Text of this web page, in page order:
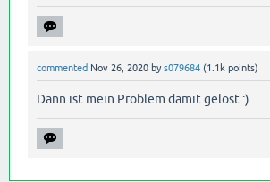
commented Nov 26, 2020 bys079684 (1.1k points)
Dann ist mein Problem damit gelöst :)